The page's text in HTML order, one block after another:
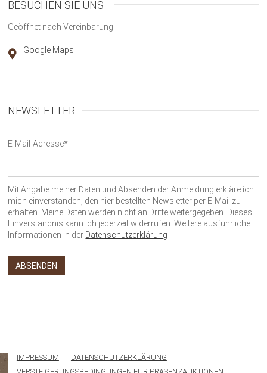
BESUCHEN SIE UNS
Geöffnet nach Vereinbarung
Google Maps
NEWSLETTER
E-Mail-Adresse*:
Mit Angabe meiner Daten und Absenden der Anmeldung erkläre ich
mich einverstanden, den hier bestellten Newsletter per E-Mail zu
erhalten. Meine Daten werden nicht an Dritte weitergegeben. Dieses
Einverständnis kann ich jederzeit widerrufen. Weitere ausführliche
Informationen in der Datenschutzerklärung
IMPRESSUM
DATENSCHUTZERKLÄRUNG